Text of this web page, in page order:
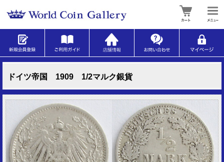
ドイツ帝国 1909 1/2マルク銀貨